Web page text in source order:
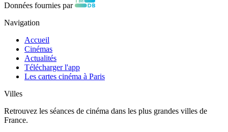
Données fournies par
Navigation
Accueil
Cinémas
Actualités
Télécharger l'app
Les cartes cinéma à Paris
Villes
Retrouvez les séances de cinéma dans les plus grandes villes de
France.